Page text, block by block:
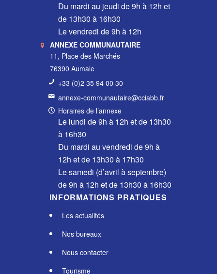
Du mardi au jeudi de 9h à 12h et
de 13h30 à 16h30
Le vendredi de 9h à 12h
ANNEXE COMMUNAUTAIRE
11, Place des Marchés
76390 Aumale
+33 (0)2 35 94 00 30
annexe-communautaire@cciabb.fr
Horaires de l’annexe
Le lundi de 9h à 12h et de 13h30
à 16h30
Du mardi au vendredi de 9h à
12h et de 13h30 à 17h30
Le samedi (d’avril à septembre)
de 9h à 12h et de 13h30 à 16h30
INFORMATIONS PRATIQUES
Les actualités
Nos bureaux
Nous contacter
Tourisme